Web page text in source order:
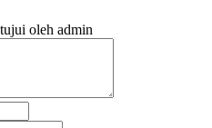
oleh admin